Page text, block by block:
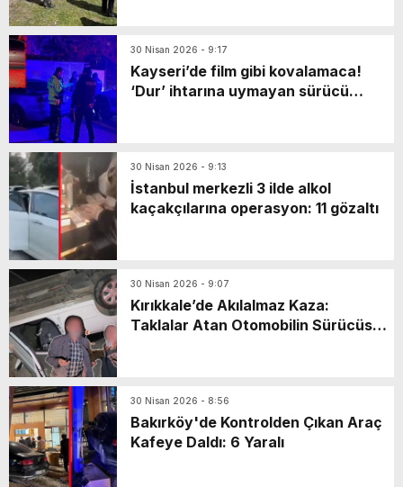
30 Nisan 2026 - 9:17
Kayseri’de film gibi kovalamaca!
‘Dur’ ihtarına uymayan sürücü
30 Nisan 2026 - 9:13
İstanbul merkezli 3 ilde alkol
kaçakçılarına operasyon: 11 gözaltı
30 Nisan 2026 - 9:07
Kırıkkale’de Akılalmaz Kaza:
Taklalar Atan Otomobilin Sürücüsü
30 Nisan 2026 - 8:56
Bakırköy'de Kontrolden Çıkan Araç
Kafeye Daldı: 6 Yaralı